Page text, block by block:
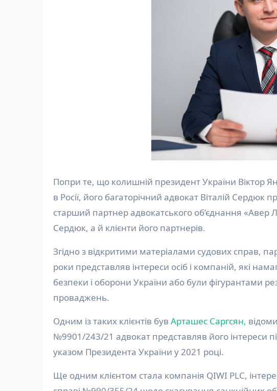
Попри те, що колишній президент України Віктор
в Росії, його багаторічний адвокат Віталій Сердюк
старший партнер адвокатського об’єднання
Сердюк, а й клієнти його партнерів.
Згідно з відкритими матеріалами судових справ,
роки представляв інтереси осіб і компаній, які
безпеки і оборони України або були фігурантами
проваджень.
Одним із таких клієнтів був Арташес Саргсян,
№9901/243/21 адвокат представляв його інтереси
указом Президента України у 2021 році.
Ще одним клієнтом стала компанія QIWI PLC,